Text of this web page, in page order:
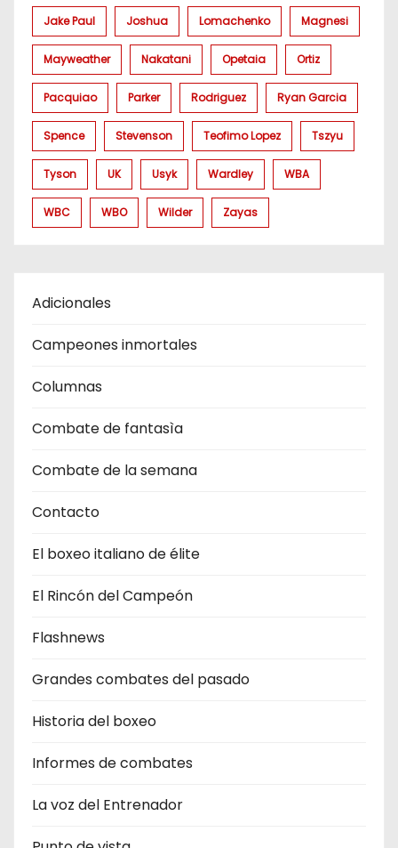
Jake Paul Joshua Lomachenko Magnesi
Mayweather Nakatani Opetaia Ortiz
Pacquiao Parker Rodriguez Ryan Garcia
Spence Stevenson Teofimo Lopez Tszyu
Tyson UK Usyk Wardley WBA
WBC WBO Wilder Zayas
Adicionales
Campeones inmortales
Columnas
Combate de fantasìa
Combate de la semana
Contacto
El boxeo italiano de élite
El Rincón del Campeón
Flashnews
Grandes combates del pasado
Historia del boxeo
Informes de combates
La voz del Entrenador